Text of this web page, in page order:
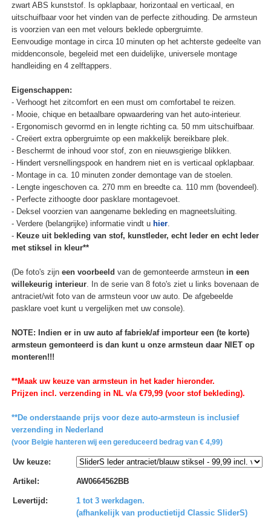
zwart ABS kunststof. Is opklapbaar, horizontaal en verticaal, en
uitschuifbaar voor het vinden van de perfecte zithouding. De armsteun
is voorzien van een met velours beklede opbergruimte.
Eenvoudige montage in circa 10 minuten op het achterste gedeelte van
middenconsole, begeleid met een duidelijke, universele montage
handleiding en 4 zelftappers.
Eigenschappen:
- Verhoogt het zitcomfort en een must om comfortabel te reizen.
- Mooie, chique en betaalbare opwaardering van het auto-interieur.
- Ergonomisch gevormd en in lengte richting ca. 50 mm uitschuifbaar.
- Creëert extra opbergruimte op een makkelijk bereikbare plek.
- Beschermt de inhoud voor stof, zon en nieuwsgierige blikken.
- Hindert versnellingspook en handrem niet en is verticaal opklapbaar.
- Montage in ca. 10 minuten zonder demontage van de stoelen.
- Lengte ingeschoven ca. 270 mm en breedte ca. 110 mm (bovendeel).
- Perfecte zithoogte door pasklare montagevoet.
- Deksel voorzien van aangename bekleding en magneetsluiting.
- Verdere (belangrijke) informatie vindt u hier.
- Keuze uit bekleding van stof, kunstleder, echt leder en echt leder
met stiksel in kleur**
(De foto's zijn een voorbeeld van de gemonteerde armsteun in een
willekeurig interieur. In de serie van 8 foto's ziet u links bovenaan de
antraciet/wit foto van de armsteun voor uw auto. De afgebeelde
pasklare voet kunt u vergelijken met uw console).
NOTE: Indien er in uw auto af fabriek/af importeur een (te korte)
armsteun gemonteerd is dan kunt u onze armsteun daar NIET op
monteren!!!
**Maak uw keuze van armsteun in het kader hieronder.
Prijzen incl. verzending in NL v/a €79,99 (voor stof bekleding).
**De onderstaande prijs voor deze auto-armsteun is inclusief
verzending in Nederland
(voor Belgie hanteren wij een gereduceerd bedrag van € 4,99)
Uw keuze:
Artikel : AW0664562BB
Levertijd :
1 tot 3 werkdagen.
(afhankelijk van productietijd Classic SliderS)